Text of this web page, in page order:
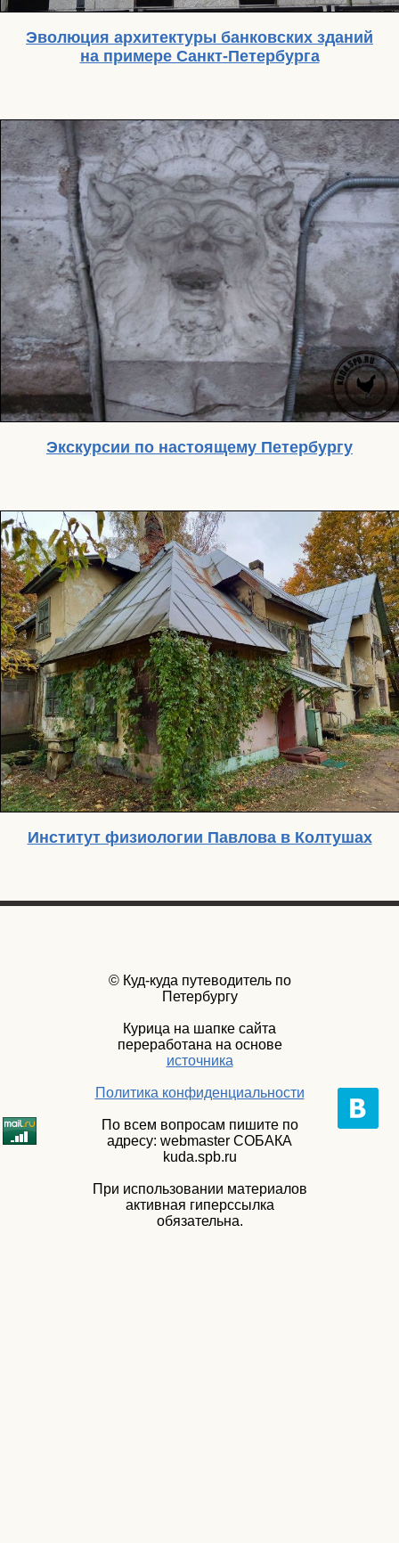
Эволюция архитектуры банковских зданий
на примере Санкт-Петербурга
Экскурсии по настоящему Петербургу
Институт физиологии Павлова в Колтушах
© Куд-куда путеводитель по
Петербургу
Курица на шапке сайта
переработана на основе
источника
Политика конфиденциальности
По всем вопросам пишите по
адресу: webmaster СОБАКА
kuda.spb.ru
При использовании материалов
активная гиперссылка
обязательна.